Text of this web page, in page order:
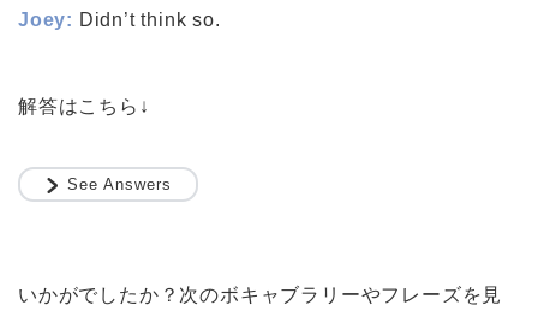
Joey: Didn’t think so.
解答はこちら↓
See Answers
いかがでしたか？次のボキャブラリーやフレーズを見